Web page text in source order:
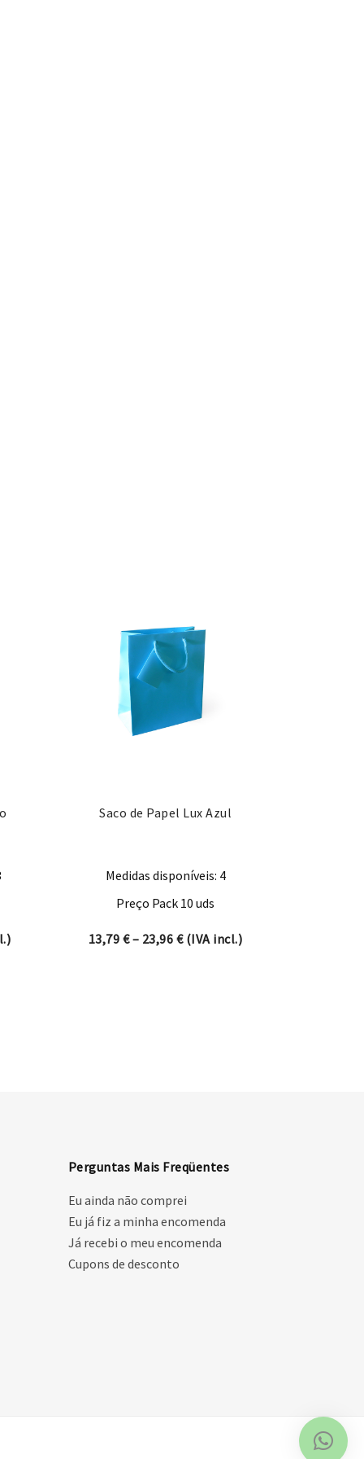
11,50 € through 19,66 €
Saco de Papel Lux Azul
Medidas disponíveis: 4
Preço Pack 10 uds
13,79 €– 23,96 €Price range: 13,79 € through
(IVA incl.)
Perguntas Mais Freqüentes
Eu ainda não comprei
Eu já fiz a minha encomenda
Já recebi o meu encomenda
Cupons de desconto